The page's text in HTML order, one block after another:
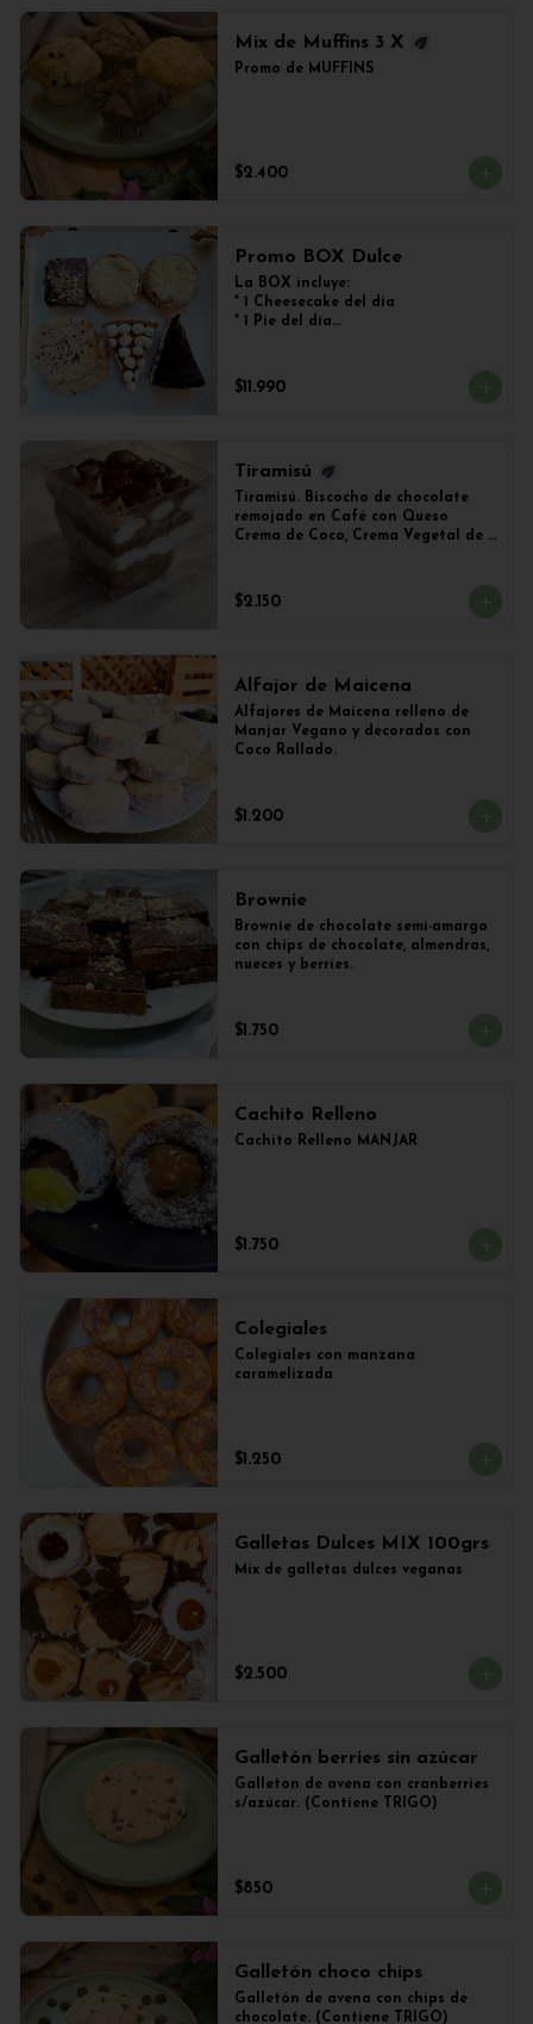
Mix de Muffins 3 X
Promo de MUFFINS
$2.400
Promo BOX Dulce
La BOX incluye:
* 1 Cheesecake del día
* 1 Pie del día
* 2 Galletones de Avena
$11.990
Tiramisú
Tiramisú. Biscocho de chocolate
remojado en Café con Queso
Crema de Coco, Crema Vegetal de
$2.150
Alfajor de Maicena
Alfajores de Maicena relleno de
Manjar Vegano y decorados con
Coco Rallado.
$1.200
Brownie
Brownie de chocolate semi-amargo
con chips de chocolate, almendras,
nueces y berries.
$1.750
Cachito Relleno
Cachito Relleno MANJAR
$1.750
Colegiales
Colegiales con manzana
caramelizada
$1.250
Galletas Dulces MIX 100grs
Mix de galletas dulces veganas
$2.500
Galletón berries sin azúcar
Galleton de avena con cranberries
s/azúcar. (Contiene TRIGO)
$850
Galletón choco chips
Galletón de avena con chips de
chocolate. (Contiene TRIGO)